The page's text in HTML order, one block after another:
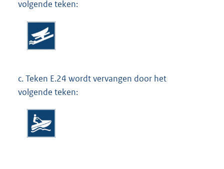
volgende teken:
c.Teken E.24 wordt vervangen door het
volgende teken: